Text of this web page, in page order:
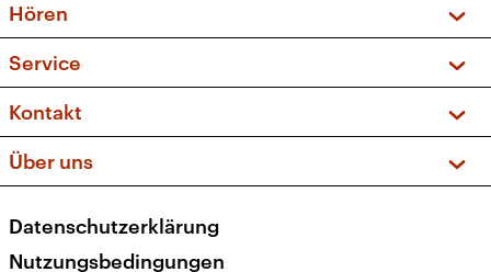
Sendungen und Podcasts
Musikliste
Kakadu – Das Kinderprogramm
Hören
Frequenzen (UKW + DAB+)
Service
FAQ
Apps
Newsletter
Kontakt
Social Media
Über uns
Presse
Datenschutzerklärung
Nutzungsbedingungen